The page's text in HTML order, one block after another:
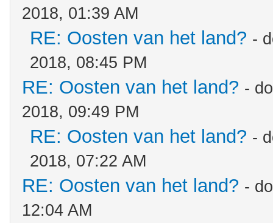
2018, 01:39 AM
RE: Oosten van het land? -
2018, 08:45 PM
RE: Oosten van het land? -
2018, 09:49 PM
RE: Oosten van het land? -
2018, 07:22 AM
RE: Oosten van het land? -
12:04 AM